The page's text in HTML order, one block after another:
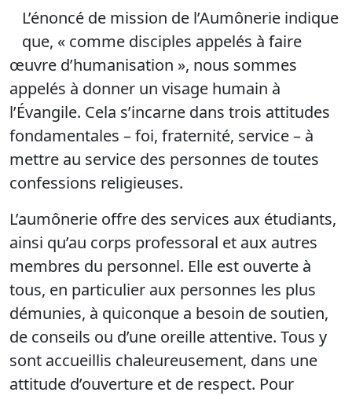
L’énoncé de mission de l’Aumônerie indique
que, « comme disciples appelés à faire
œuvre d’humanisation », nous sommes
appelés à donner un visage humain à
l’Évangile. Cela s’incarne dans trois attitudes
fondamentales – foi, fraternité, service – à
mettre au service des personnes de toutes
confessions religieuses.
L’aumônerie offre des services aux étudiants,
ainsi qu’au corps professoral et aux autres
membres du personnel. Elle est ouverte à
tous, en particulier aux personnes les plus
démunies, à quiconque a besoin de soutien,
de conseils ou d’une oreille attentive. Tous y
sont accueillis chaleureusement, dans une
attitude d’ouverture et de respect. Pour